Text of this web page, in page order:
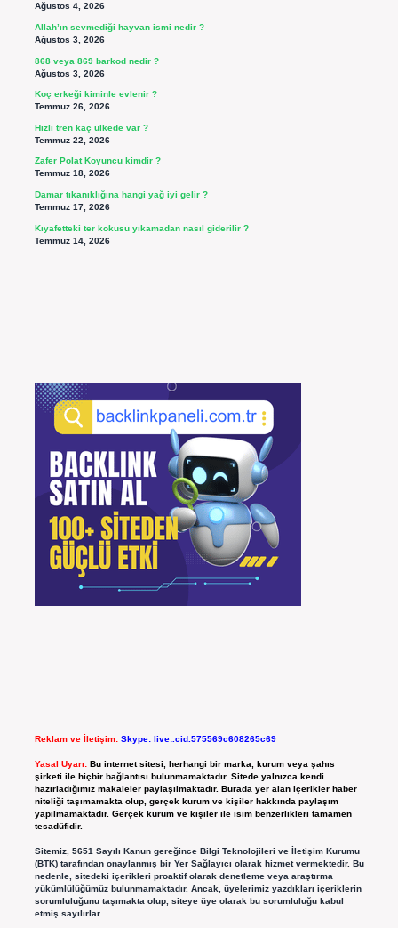
Ağustos 4, 2026
Allah’ın sevmediği hayvan ismi nedir ?
Ağustos 3, 2026
868 veya 869 barkod nedir ?
Ağustos 3, 2026
Koç erkeği kiminle evlenir ?
Temmuz 26, 2026
Hızlı tren kaç ülkede var ?
Temmuz 22, 2026
Zafer Polat Koyuncu kimdir ?
Temmuz 18, 2026
Damar tıkanıklığına hangi yağ iyi gelir ?
Temmuz 17, 2026
Kıyafetteki ter kokusu yıkamadan nasıl giderilir ?
Temmuz 14, 2026
Reklam ve İletişim: Skype: live:.cid.575569c608265c69
Yasal Uyarı: Bu internet sitesi, herhangi bir marka, kurum veya şahıs
şirketi ile hiçbir bağlantısı bulunmamaktadır. Sitede yalnızca kendi
hazırladığımız makaleler paylaşılmaktadır. Burada yer alan içerikler haber
niteliği taşımamakta olup, gerçek kurum ve kişiler hakkında paylaşım
yapılmamaktadır. Gerçek kurum ve kişiler ile isim benzerlikleri tamamen
tesadüfidir.
Sitemiz, 5651 Sayılı Kanun gereğince Bilgi Teknolojileri ve İletişim Kurumu
(BTK) tarafından onaylanmış bir Yer Sağlayıcı olarak hizmet vermektedir. Bu
nedenle, sitedeki içerikleri proaktif olarak denetleme veya araştırma
yükümlülüğümüz bulunmamaktadır. Ancak, üyelerimiz yazdıkları içeriklerin
sorumluluğunu taşımakta olup, siteye üye olarak bu sorumluluğu kabul
etmiş sayılırlar.